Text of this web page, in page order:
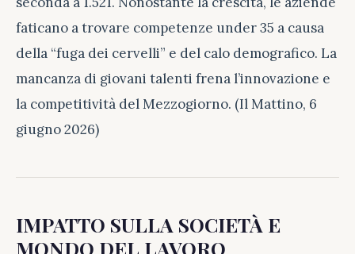
faticano a trovare competenze under 35 a causa
della “fuga dei cervelli” e del calo demografico. La
mancanza di giovani talenti frena l’innovazione e
la competitività del Mezzogiorno. (Il Mattino, 6
giugno 2026)
IMPATTO SULLA SOCIETÀ E
MONDO DEL LAVORO